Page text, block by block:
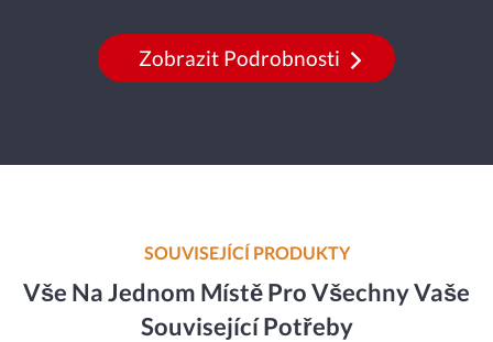
Zobrazit Podrobnosti
SOUVISEJÍCÍ PRODUKTY
Vše Na Jednom Místě Pro Všechny Vaše
Související Potřeby